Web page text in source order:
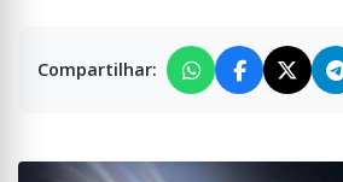
Compartilhar: